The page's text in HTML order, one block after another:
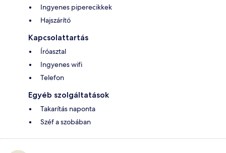
Ingyenes piperecikkek
Hajszárító
Kapcsolattartás
Íróasztal
Ingyenes wifi
Telefon
Egyéb szolgáltatások
Takarítás naponta
Széf a szobában